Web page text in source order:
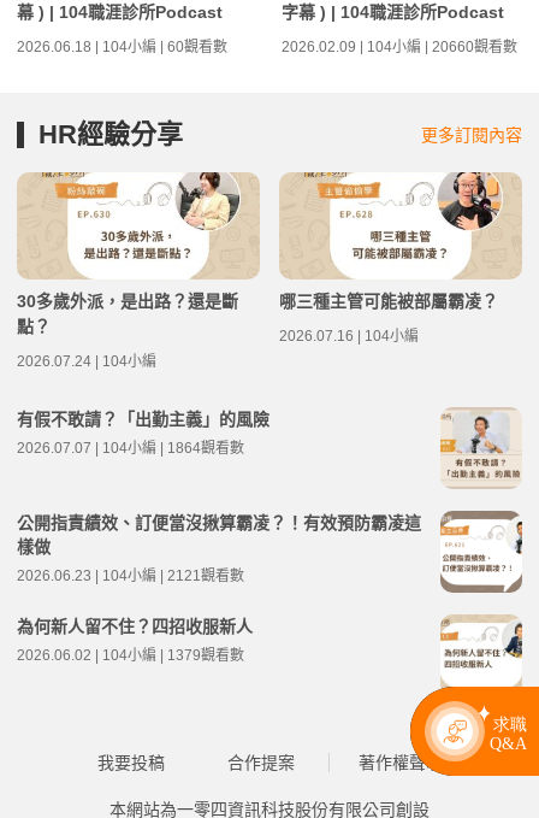
幕 ) | 104職涯診所Podcast
2026.06.18 | 104小編 | 60觀看數
字幕 ) | 104職涯診所Podcast
2026.02.09 | 104小編 | 20660觀看數
HR經驗分享 更多訂閱內容
30多歲外派，是出路？還是斷
點？
2026.07.24 | 104小編
哪三種主管可能被部屬霸凌？
2026.07.16 | 104小編
有假不敢請？「出勤主義」的風險
2026.07.07 | 104小編 | 1864觀看數
公開指責績效、訂便當沒揪算霸凌？！有效預防霸凌這
樣做
2026.06.23 | 104小編 | 2121觀看數
為何新人留不住？四招收服新人
2026.06.02 | 104小編 | 1379觀看數
我要投稿 合作提案 著作權聲明
本網站為一零四資訊科技股份有限公司創設